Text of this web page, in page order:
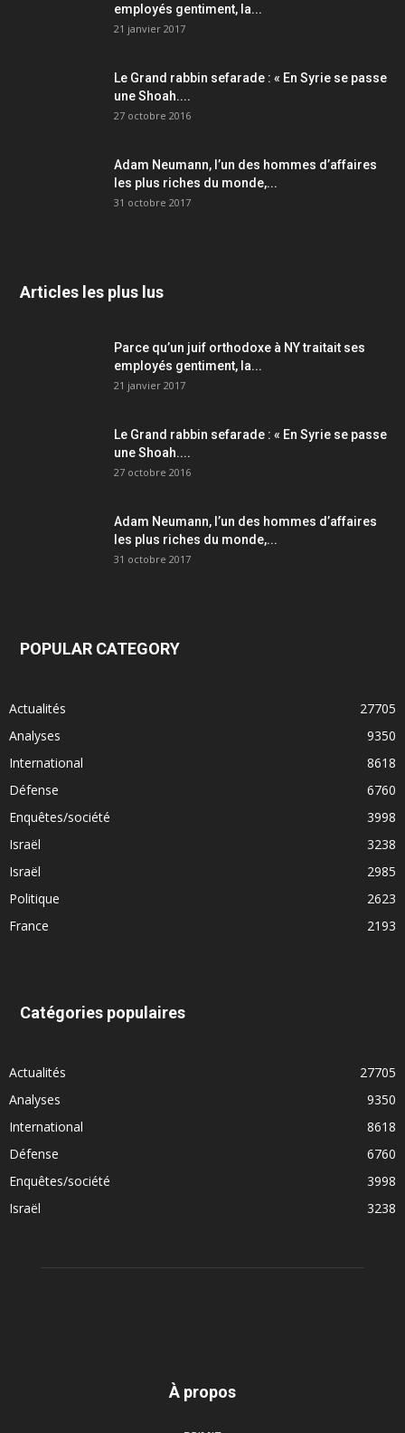
employés gentiment, la...
21 janvier 2017
Le Grand rabbin sefarade : « En Syrie se passe
une Shoah....
27 octobre 2016
Adam Neumann, l’un des hommes d’affaires
les plus riches du monde,...
31 octobre 2017
Articles les plus lus
Parce qu’un juif orthodoxe à NY traitait ses
employés gentiment, la...
21 janvier 2017
Le Grand rabbin sefarade : « En Syrie se passe
une Shoah....
27 octobre 2016
Adam Neumann, l’un des hommes d’affaires
les plus riches du monde,...
31 octobre 2017
POPULAR CATEGORY
Actualités
27705
Analyses
9350
International
8618
Défense
6760
Enquêtes/société
3998
Israël
3238
Israël
2985
Politique
2623
France
2193
Catégories populaires
Actualités
27705
Analyses
9350
International
8618
Défense
6760
Enquêtes/société
3998
Israël
3238
À propos